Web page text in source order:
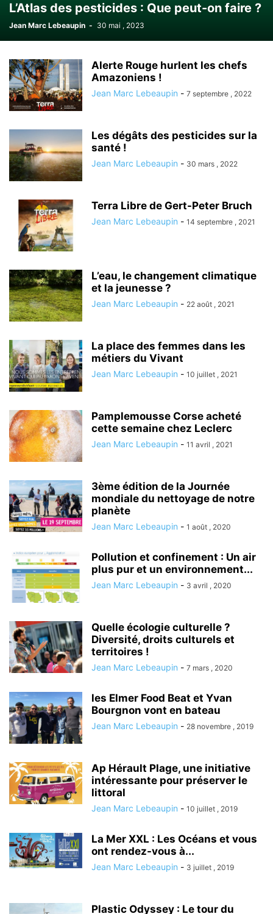
L’Atlas des pesticides : Que peut-on faire ?
Jean Marc Lebeaupin - 30 mai , 2023
Alerte Rouge hurlent les chefs
Amazoniens !
Jean Marc Lebeaupin - 7 septembre , 2022
Les dégâts des pesticides sur la
santé !
Jean Marc Lebeaupin - 30 mars , 2022
Terra Libre de Gert-Peter Bruch
Jean Marc Lebeaupin - 14 septembre , 2021
L’eau, le changement climatique
et la jeunesse ?
Jean Marc Lebeaupin - 22 août , 2021
La place des femmes dans les
métiers du Vivant
Jean Marc Lebeaupin - 10 juillet , 2021
Pamplemousse Corse acheté
cette semaine chez Leclerc
Jean Marc Lebeaupin - 11 avril , 2021
3ème édition de la Journée
mondiale du nettoyage de notre
planète
Jean Marc Lebeaupin - 1 août , 2020
Pollution et confinement : Un air
plus pur et un environnement...
Jean Marc Lebeaupin - 3 avril , 2020
Quelle écologie culturelle ?
Diversité, droits culturels et
territoires !
Jean Marc Lebeaupin - 7 mars , 2020
les Elmer Food Beat et Yvan
Bourgnon vont en bateau
Jean Marc Lebeaupin - 28 novembre , 2019
Ap Hérault Plage, une initiative
intéressante pour préserver le
littoral
Jean Marc Lebeaupin - 10 juillet , 2019
La Mer XXL : Les Océans et vous
ont rendez-vous à...
Jean Marc Lebeaupin - 3 juillet , 2019
Plastic Odyssey : Le tour du